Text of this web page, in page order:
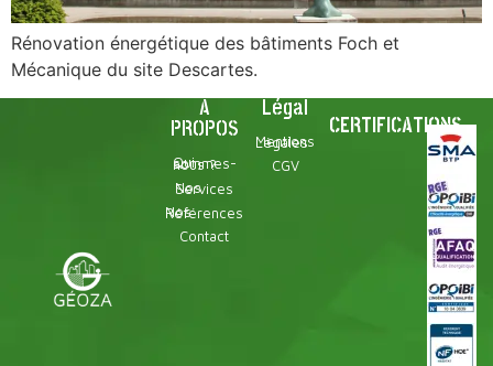
Rénovation énergétique des bâtiments Foch et
Mécanique du site Descartes.
À
PROPOS
Qui sommes-nous ?
Nos Services
Nos Références
Contact
Légal
Mentions Légales
CGV
CERTIFICATIONS